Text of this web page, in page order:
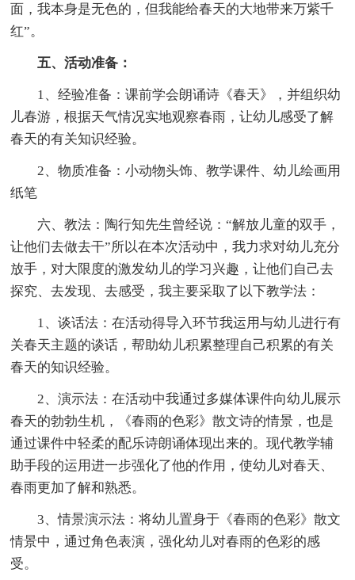
面，我本身是无色的，但我能给春天的大地带来万紫千
红”。
五、活动准备：
1、经验准备：课前学会朗诵诗《春天》，并组织幼
儿春游，根据天气情况实地观察春雨，让幼儿感受了解
春天的有关知识经验。
2、物质准备：小动物头饰、教学课件、幼儿绘画用
纸笔
六、教法：陶行知先生曾经说：“解放儿童的双手，
让他们去做去干”所以在本次活动中，我力求对幼儿充分
放手，对大限度的激发幼儿的学习兴趣，让他们自己去
探究、去发现、去感受，我主要采取了以下教学法：
1、谈话法：在活动得导入环节我运用与幼儿进行有
关春天主题的谈话，帮助幼儿积累整理自己积累的有关
春天的知识经验。
2、演示法：在活动中我通过多媒体课件向幼儿展示
春天的勃勃生机，《春雨的色彩》散文诗的情景，也是
通过课件中轻柔的配乐诗朗诵体现出来的。现代教学辅
助手段的运用进一步强化了他的作用，使幼儿对春天、
春雨更加了解和熟悉。
3、情景演示法：将幼儿置身于《春雨的色彩》散文
情景中，通过角色表演，强化幼儿对春雨的色彩的感
受。